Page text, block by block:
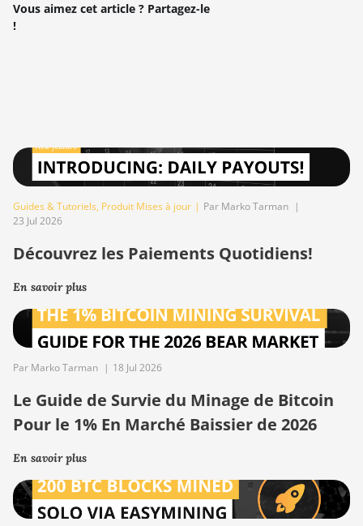
Vous aimez cet article ? Partagez-le
!
Guides & Tutoriels, Produit Mises à jour | Par Marko Tarman |
23 Jul 2026
Découvrez les Paiements Quotidiens!
En savoir plus
Par Marko Tarman | 18 Jul 2026
Le Guide de Survie du Minage de Bitcoin
Pour le 1% En Marché Baissier de 2026
En savoir plus